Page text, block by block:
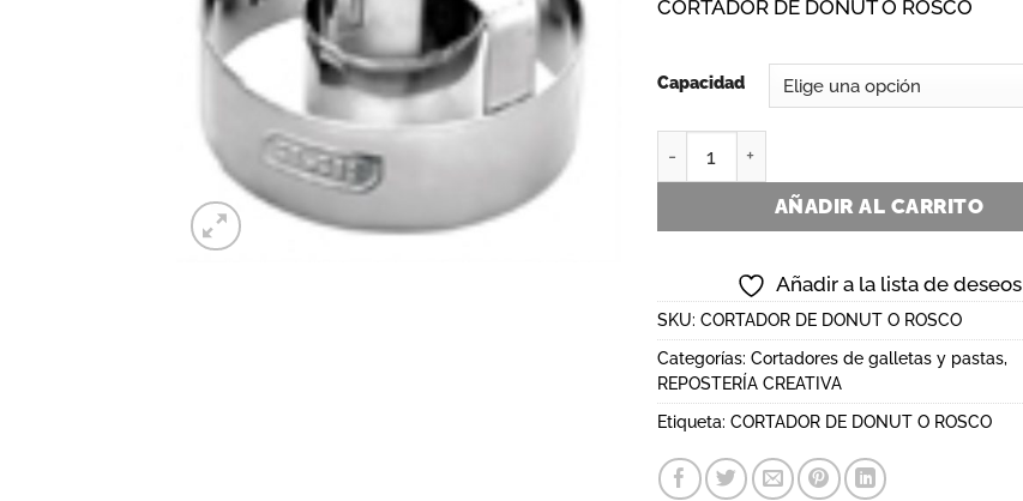
precios:
4,00€
hasta
CORTADOR DE DONUT O ROSCO
Capacidad
AÑADIR AL CARRITO
Añadir a la lista de deseos
SKU: CORTADOR DE DONUT O ROSCO
Categorías: Cortadores de galletas y pastas,
REPOSTERÍA CREATIVA
Etiqueta: CORTADOR DE DONUT O ROSCO